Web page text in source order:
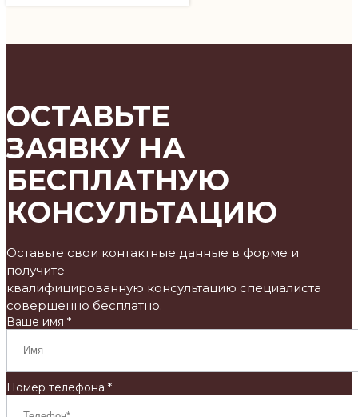
ОСТАВЬТЕ
ЗАЯВКУ НА
БЕСПЛАТНУЮ
КОНСУЛЬТАЦИЮ
Оставьте свои контактные данные в форме и
получите
квалифицированную консультацию специалиста
совершенно бесплатно.
Ваше имя *
Номер телефона *